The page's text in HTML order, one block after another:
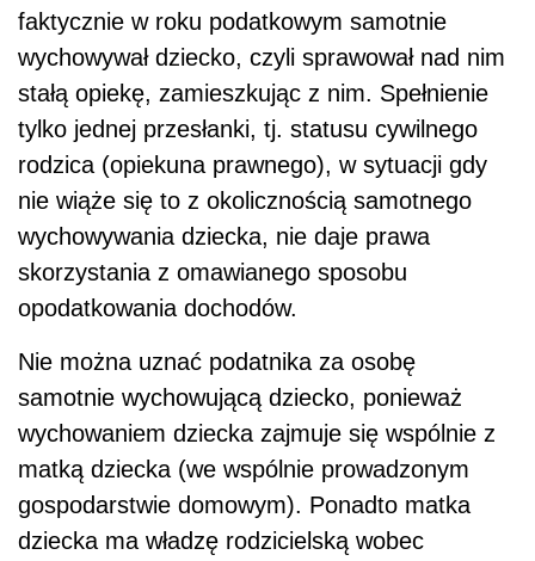
faktycznie w roku podatkowym samotnie
wychowywał dziecko, czyli sprawował nad nim
stałą opiekę, zamieszkując z nim. Spełnienie
tylko jednej przesłanki, tj. statusu cywilnego
rodzica (opiekuna prawnego), w sytuacji gdy
nie wiąże się to z okolicznością samotnego
wychowywania dziecka, nie daje prawa
skorzystania z omawianego sposobu
opodatkowania dochodów.
Nie można uznać podatnika za osobę
samotnie wychowującą dziecko, ponieważ
wychowaniem dziecka zajmuje się wspólnie z
matką dziecka (we wspólnie prowadzonym
gospodarstwie domowym). Ponadto matka
dziecka ma władzę rodzicielską wobec